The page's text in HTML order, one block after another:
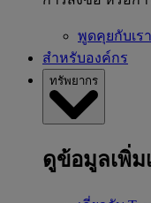
พูดคุยกับเรา
สำหรับองค์กร
ทรัพยากร
ดูข้อมูลเพิ่ม